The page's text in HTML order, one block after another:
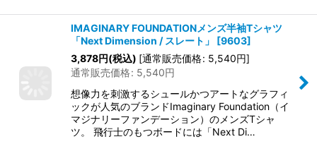
IMAGINARY FOUNDATIONメンズ半袖Tシャツ
「Next Dimension / スレート」
[9603]
3,878円(税込) [通常販売価格: 5,540円]
通常販売価格: 5,540円
想像力を刺激するシュールかつアートなグラフィ
ックが人気のブランドImaginary Foundation（イ
マジナリーファンデーション）のメンズTシャ
ツ。 飛行士のもつボードには「Next Di…